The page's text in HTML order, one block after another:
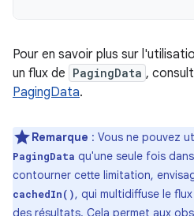
Pour en savoir plus sur
un flux de PagingData ,
PagingData.
Remarque : Vous ne pouvez
PagingData qu'une seule fois dans
contourner cette limitation,
cachedIn(), qui multidiffuse le
des résultats. Cela permet aux